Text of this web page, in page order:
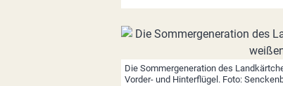
Die Sommergeneration des
Vorder- und Hinterflügel. Foto: